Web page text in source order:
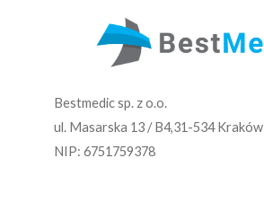
Bestmedic sp. z o.o.
ul. Masarska 13 / B4,31-534 Kraków
NIP: 6751759378